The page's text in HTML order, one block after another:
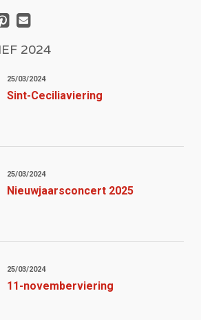
2024
25/03/2024
Sint-Ceciliaviering
25/03/2024
Nieuwjaarsconcert 2025
25/03/2024
11-novemberviering